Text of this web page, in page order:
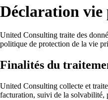
Déclaration vie
United Consulting traite des
politique de protection de la vie
Finalités du
United Consulting collecte et
facturation, suivi de la solvabilité,